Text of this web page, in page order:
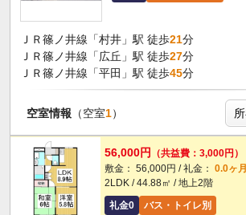
ＪＲ篠ノ井線「村井」駅 徒歩21分
ＪＲ篠ノ井線「広丘」駅 徒歩27分
ＪＲ篠ノ井線「平田」駅 徒歩45分
空室情報 （空室1）
56,000円
（共益費：3,000円）
敷金： 56,000円 / 礼金： 0.0ヶ月
2LDK / 44.88㎡ / 地上2階
礼金0
バス・トイレ別